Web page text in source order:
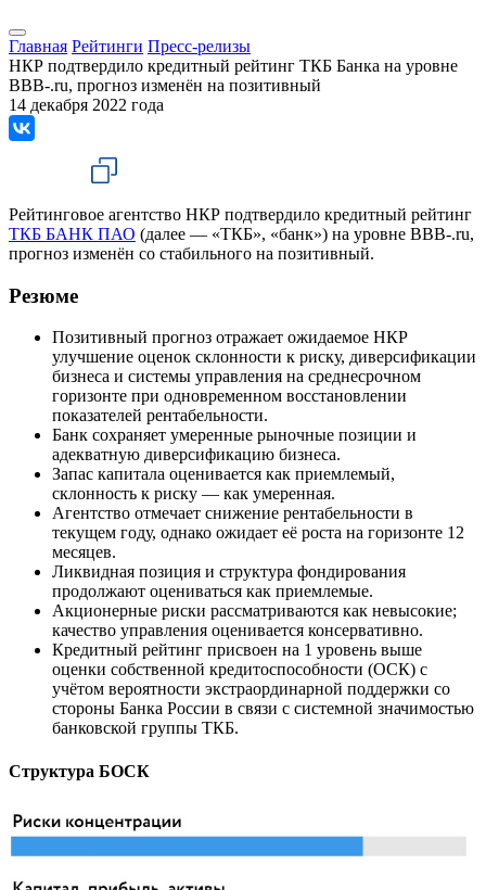
Главная Рейтинги Пресс-релизы
НКР подтвердило кредитный рейтинг ТКБ Банка на уровне
BBB-.ru, прогноз изменён на позитивный
14 декабря 2022 года
Рейтинговое агентство НКР подтвердило кредитный рейтинг
ТКБ БАНК ПАО (далее — «ТКБ», «банк») на уровне BBB-.ru,
прогноз изменён со стабильного на позитивный.
Резюме
Позитивный прогноз отражает ожидаемое НКР
улучшение оценок склонности к риску, диверсификации
бизнеса и системы управления на среднесрочном
горизонте при одновременном восстановлении
показателей рентабельности.
Банк сохраняет умеренные рыночные позиции и
адекватную диверсификацию бизнеса.
Запас капитала оценивается как приемлемый,
склонность к риску — как умеренная.
Агентство отмечает снижение рентабельности в
текущем году, однако ожидает её роста на горизонте 12
месяцев.
Ликвидная позиция и структура фондирования
продолжают оцениваться как приемлемые.
Акционерные риски рассматриваются как невысокие;
качество управления оценивается консервативно.
Кредитный рейтинг присвоен на 1 уровень выше
оценки собственной кредитоспособности (ОСК) с
учётом вероятности экстраординарной поддержки со
стороны Банка России в связи с системной значимостью
банковской группы ТКБ.
Структура БОСК